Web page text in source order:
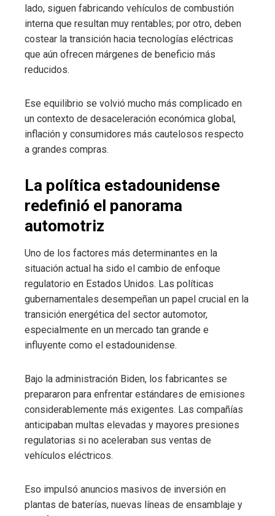
lado, siguen fabricando vehículos de combustión
interna que resultan muy rentables; por otro, deben
costear la transición hacia tecnologías eléctricas
que aún ofrecen márgenes de beneficio más
reducidos.
Ese equilibrio se volvió mucho más complicado en
un contexto de desaceleración económica global,
inflación y consumidores más cautelosos respecto
a grandes compras.
La política estadounidense
redefinió el panorama
automotriz
Uno de los factores más determinantes en la
situación actual ha sido el cambio de enfoque
regulatorio en Estados Unidos. Las políticas
gubernamentales desempeñan un papel crucial en la
transición energética del sector automotor,
especialmente en un mercado tan grande e
influyente como el estadounidense.
Bajo la administración Biden, los fabricantes se
prepararon para enfrentar estándares de emisiones
considerablemente más exigentes. Las compañías
anticipaban multas elevadas y mayores presiones
regulatorias si no aceleraban sus ventas de
vehículos eléctricos.
Eso impulsó anuncios masivos de inversión en
plantas de baterías, nuevas líneas de ensamblaje y